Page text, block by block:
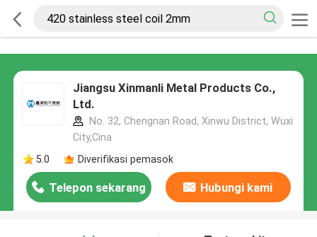
Jiangsu Xinmanli Metal Products Co.,
Ltd.
No. 32, Chengnan Road, Xinwu District, Wuxi
City,Cina
5.0
Diverifikasi pemasok
Telepon sekarang Hubungi kami